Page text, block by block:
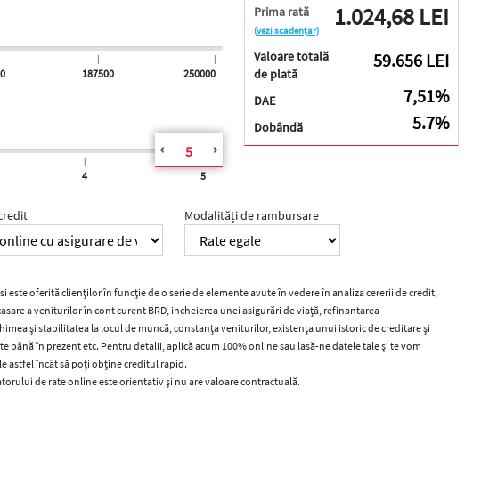
Prima rată
(vezi scadențar) 1.024,68 LEI
Valoare totală
de plată
59.656 LEI
DAE 7,51%
Dobândă 5.7%
|
187500
|
250000
5
|
4 5
Modalități de rambursare
este oferită clienților în funcție de o serie de elemente avute în vedere în analiza cererii de credit,
a veniturilor în cont curent BRD, incheierea unei asigurări de viață, refinantarea
și stabilitatea la locul de muncă, constanța veniturilor, existența unui istoric de creditare și
până în prezent etc. Pentru detalii, aplică acum 100% online sau lasă-ne datele tale și te vom
astfel încât să poți obține creditul rapid.
de rate online este orientativ și nu are valoare contractuală.